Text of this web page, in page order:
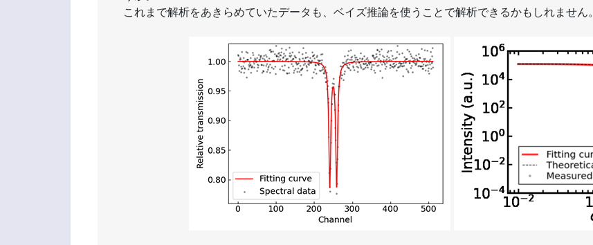
これまで解析をあきらめていたデータも、ベイズ推論を使うことで解析できるかもしれません。